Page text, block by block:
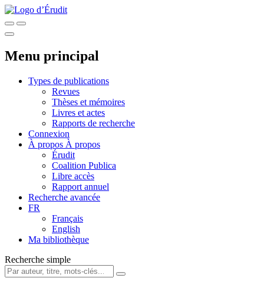
Menu principal
Types de publications
Revues
Thèses et mémoires
Livres et actes
Rapports de recherche
Connexion
À propos À propos
Érudit
Coalition Publica
Libre accès
Rapport annuel
Recherche avancée
FR
Français
English
Ma bibliothèque
Recherche simple